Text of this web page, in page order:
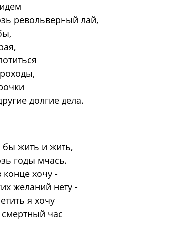
револьверный лай,
долгие дела.
жить и жить,
годы мчась.
конце хочу -
желаний нету -
я хочу
час